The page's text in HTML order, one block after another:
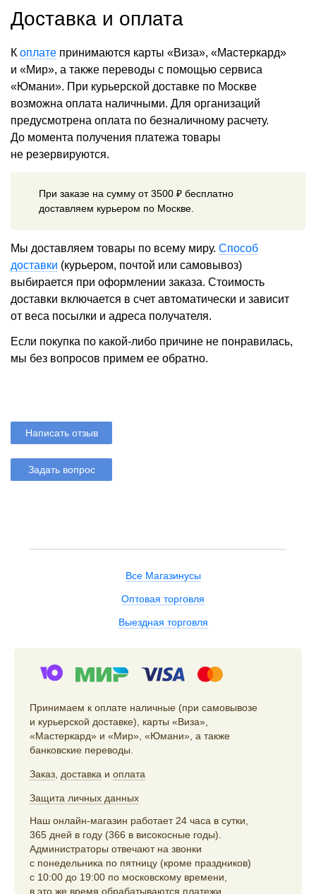
Доставка и оплата
К оплате принимаются карты «Виза», «Мастеркард»
и «Мир», а также переводы с помощью сервиса
«Юмани». При курьерской доставке по Москве
возможна оплата наличными. Для организаций
предусмотрена оплата по безналичному расчету.
До момента получения платежа товары
не резервируются.
При заказе на сумму от 3500 ₽ бесплатно
доставляем курьером по Москве.
Мы доставляем товары по всему миру. Способ
доставки (курьером, почтой или самовывоз)
выбирается при оформлении заказа. Стоимость
доставки включается в счет автоматически и зависит
от веса посылки и адреса получателя.
Если покупка по какой-либо причине не понравилась,
мы без вопросов примем ее обратно.
Написать отзыв
Задать вопрос
Все Магазинусы
Оптовая торговля
Выездная торговля
Принимаем к оплате наличные (при самовывозе
и курьерской доставке), карты «Виза»,
«Мастеркард» и «Мир», «Юмани», а также
банковские переводы.
Заказ доставка и оплата
Защита личных данных
Наш онлайн-магазин работает 24 часа в сутки,
365 дней в году (366 в високосные годы).
Администраторы отвечают на звонки
с понедельника по пятницу (кроме праздников)
с 10:00 до 19:00 по московскому времени,
в это же время обрабатываются платежи